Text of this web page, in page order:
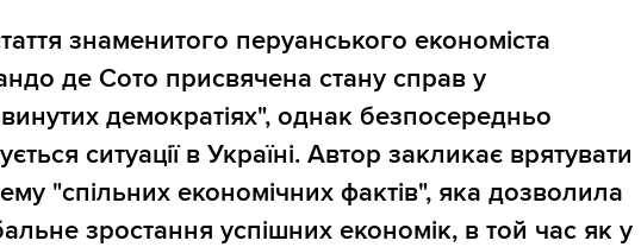
знаменитого перуанського економіста
де Сото присвячена стану справ у
демократіях", однак безпосередньо
ситуації в Україні. Автор закликає врятувати
"спільних економічних фактів", яка дозволила
зростання успішних економік, в той час як у